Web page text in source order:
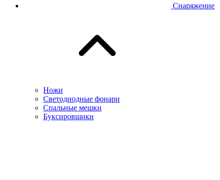
Снаряжение
Ножи
Светодиодные фонари
Спальные мешки
Буксировщики